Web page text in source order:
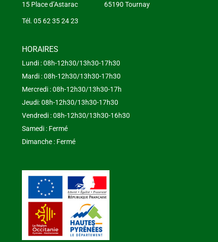
15 Place d’Astarac 65190 Tournay
Tél. 05 62 35 24 23
HORAIRES
Lundi : 08h-12h30/13h30-17h30
Mardi : 08h-12h30/13h30-17h30
Mercredi : 08h-12h30/13h30-17h
Jeudi: 08h-12h30/13h30-17h30
Vendredi : 08h-12h30/13h30-16h30
Samedi : Fermé
Dimanche : Fermé